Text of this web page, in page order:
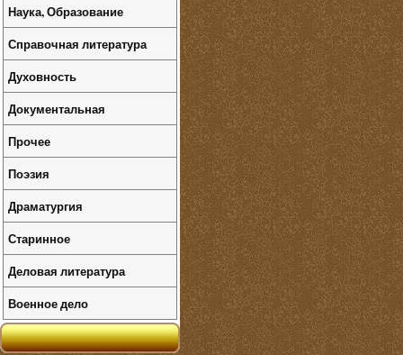
Наука, Образование
Справочная литература
Духовность
Документальная
Прочее
Поэзия
Драматургия
Старинное
Деловая литература
Военное дело